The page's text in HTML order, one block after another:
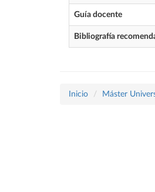
Guía docente
Bibliografía
Inicio Máster